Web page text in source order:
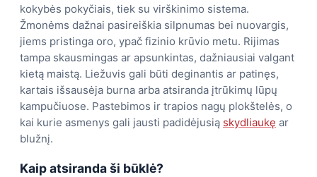
kokybės pokyčiais, tiek su virškinimo sistema.
Žmonėms dažnai pasireiškia silpnumas bei nuovargis,
jiems pristinga oro, ypač fizinio krūvio metu. Rijimas
tampa skausmingas ar apsunkintas, dažniausiai valgant
kietą maistą. Liežuvis gali būti deginantis ar patinęs,
kartais išsausėja burna arba atsiranda įtrūkimų lūpų
kampučiuose. Pastebimos ir trapios nagų plokštelės, o
kai kurie asmenys gali jausti padidėjusią skydliaukę ar
blužnį.
Kaip atsiranda ši būklė?